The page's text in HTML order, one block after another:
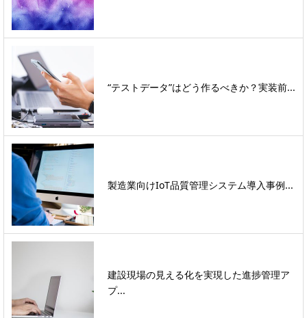
“テストデータ”はどう作るべきか？実装前...
製造業向けIoT品質管理システム導入事例...
建設現場の見える化を実現した進捗管理ア
プ...